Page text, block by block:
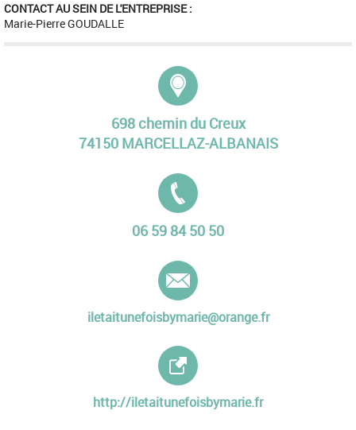
CONTACT AU SEIN DE L'ENTREPRISE :
Marie-Pierre GOUDALLE
698 chemin du Creux
74150 MARCELLAZ-ALBANAIS
06 59 84 50 50
iletaitunefoisbymarie@orange.fr
http://iletaitunefoisbymarie.fr